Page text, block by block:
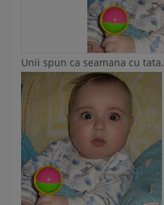
Unii spun ca seamana cu